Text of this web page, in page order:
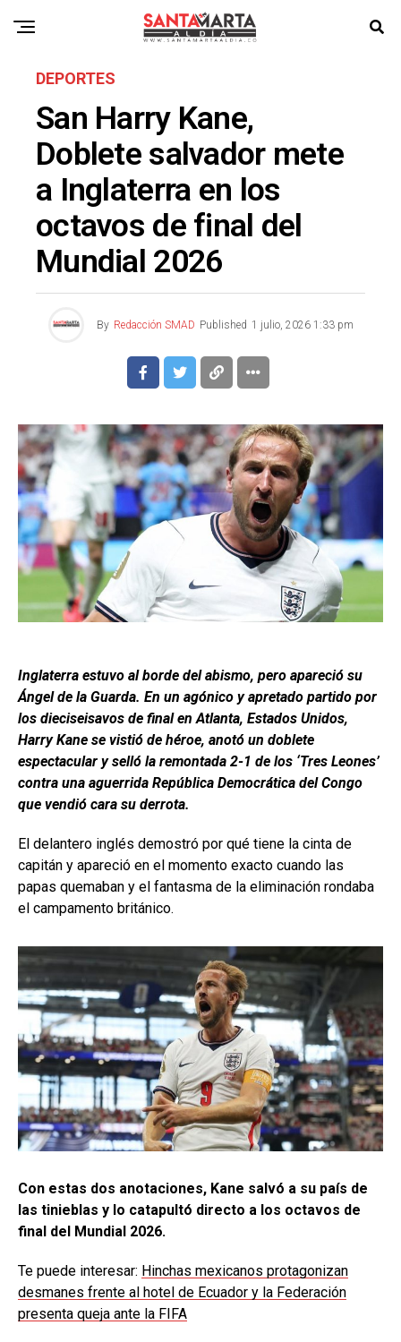
DEPORTES
San Harry Kane,
Doblete salvador mete
a Inglaterra en los
octavos de final del
Mundial 2026
By Redacción SMAD Published 1 julio, 2026 1:33 pm
Inglaterra estuvo al borde del abismo, pero apareció su
Ángel de la Guarda. En un agónico y apretado partido por
los dieciseisavos de final en Atlanta, Estados Unidos,
Harry Kane se vistió de héroe, anotó un doblete
espectacular y selló la remontada 2-1 de los ‘Tres Leones’
contra una aguerrida República Democrática del Congo
que vendió cara su derrota.
El delantero inglés demostró por qué tiene la cinta de
capitán y apareció en el momento exacto cuando las
papas quemaban y el fantasma de la eliminación rondaba
el campamento británico.
Con estas dos anotaciones, Kane salvó a su país de
las tinieblas y lo catapultó directo a los octavos de
final del Mundial 2026.
Te puede interesar: Hinchas mexicanos protagonizan
desmanes frente al hotel de Ecuador y la Federación
presenta queja ante la FIFA